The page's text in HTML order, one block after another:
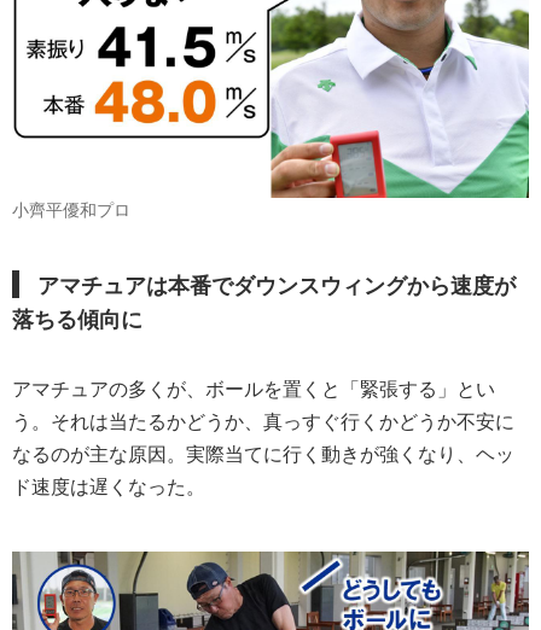
小齊平優和プロ
アマチュアは本番でダウンスウィングから速度が
落ちる傾向に
アマチュアの多くが、ボールを置くと「緊張する」とい
う。それは当たるかどうか、真っすぐ行くかどうか不安に
なるのが主な原因。実際当てに行く動きが強くなり、ヘッ
ド速度は遅くなった。